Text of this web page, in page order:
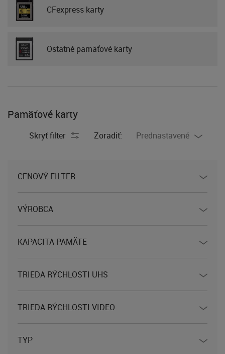
CFexpress karty
Ostatné pamäťové karty
Pamäťové karty
Skryť filter Zoradiť: Prednastavené
CENOVÝ FILTER
VÝROBCA
KAPACITA PAMÄTE
TRIEDA RÝCHLOSTI UHS
TRIEDA RÝCHLOSTI VIDEO
TYP